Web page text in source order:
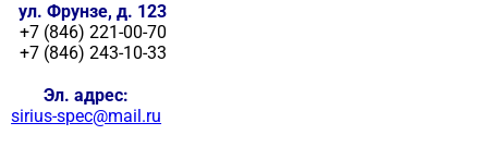
ул. Фрунзе, д. 123
+7 (846) 221-00-70
+7 (846) 243-10-33
Эл. адрес:
sirius-spec@mail.ru